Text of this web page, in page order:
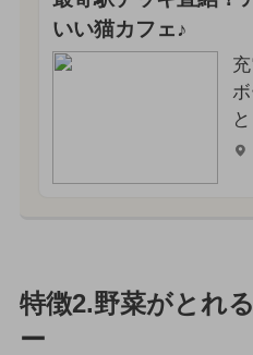
いい猫カフェ♪
特徴2.野菜がとれ
ー